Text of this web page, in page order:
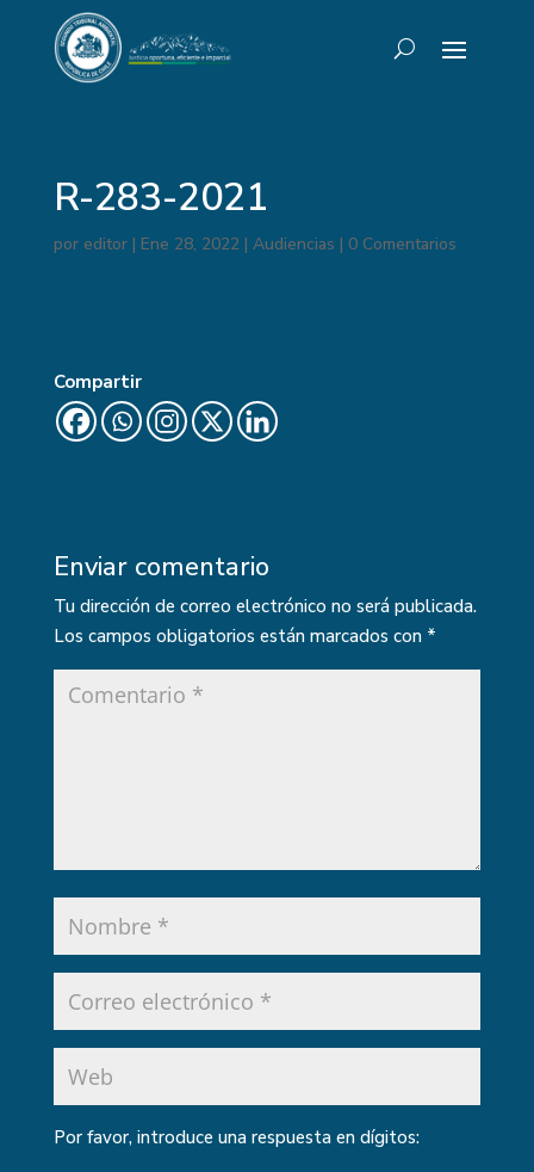
R-283-2021
por editor| Ene 28, 2022| Audiencias | 0 Comentarios
Compartir
Enviar comentario
Tu dirección de correo electrónico no será publicada.
Los campos obligatorios están marcados con *
Por favor, introduce una respuesta en dígitos: